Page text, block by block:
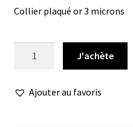
Collier plaqué or 3 microns
pampilles
J'achète
Ajouter au favoris